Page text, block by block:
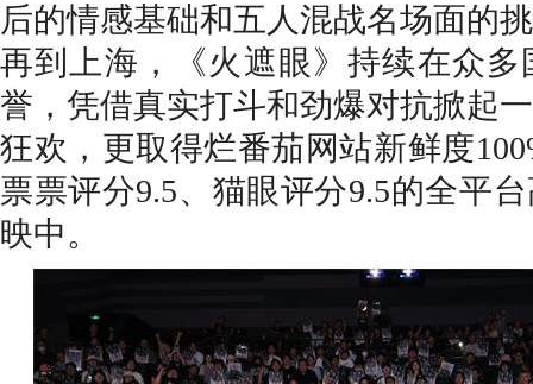
后的情感基础和五人混战名场面的
再到上海，《火遮眼》持续在众
誉，凭借真实打斗和劲爆对抗掀起
狂欢，更取得烂番茄网站新鲜度
票票评分9.5、猫眼评分9.5的全平
映中。